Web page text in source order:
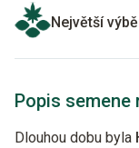
Největší
Popis semene
Dlouhou dobu byla